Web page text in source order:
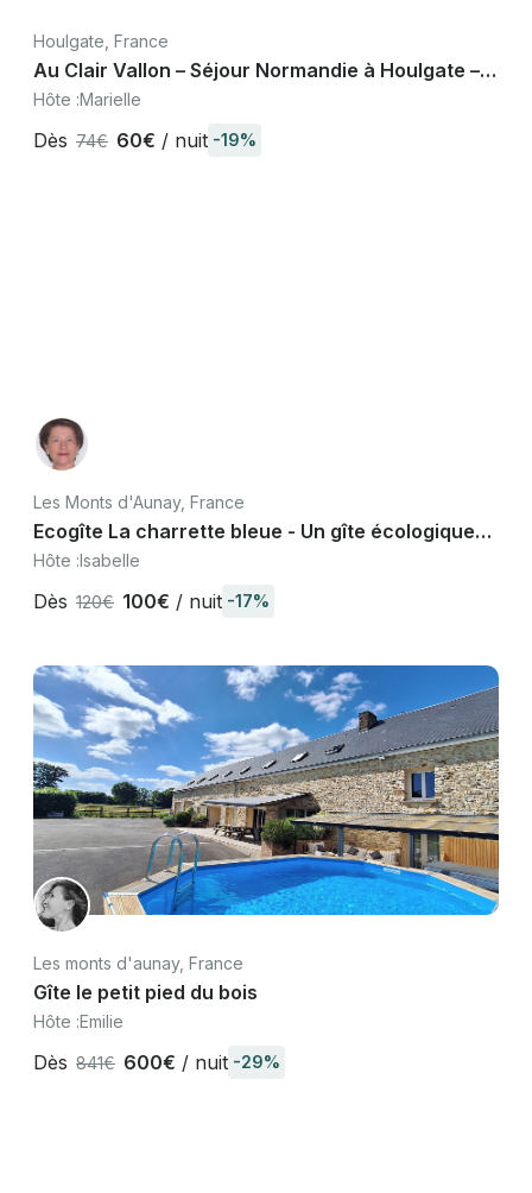
Houlgate, France
Au Clair Vallon – Séjour Normandie à Houlgate –
Terrasse plein sud & vue golf
Hôte :Marielle
Dès 74€ 60€ / nuit -19%
Les Monts d'Aunay, France
Ecogîte La charrette bleue - Un gîte écologique
en Normandie
Hôte :Isabelle
Dès 120€ 100€ / nuit -17%
Les monts d'aunay, France
Gîte le petit pied du bois
Hôte :Emilie
Dès 841€ 600€ / nuit -29%